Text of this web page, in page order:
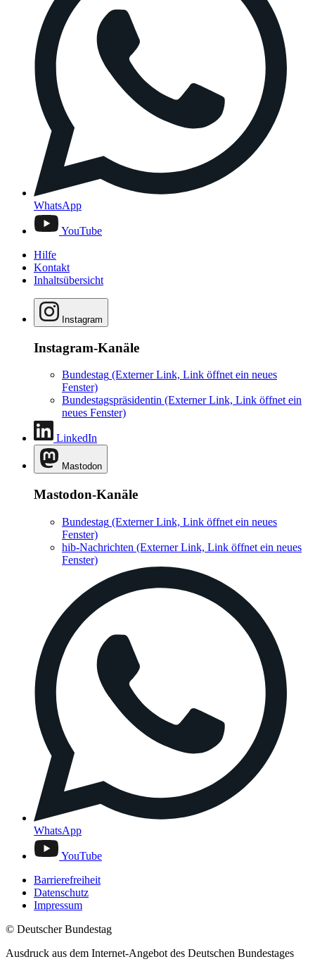
WhatsApp
YouTube
Hilfe
Kontakt
Inhaltsübersicht
Instagram
Instagram-Kanäle
Bundestag (Externer Link, Link öffnet ein neues
Fenster)
Bundestagspräsidentin (Externer Link, Link öffnet ein
neues Fenster)
LinkedIn
Mastodon
Mastodon-Kanäle
Bundestag (Externer Link, Link öffnet ein neues
Fenster)
hib-Nachrichten (Externer Link, Link öffnet ein neues
Fenster)
WhatsApp
YouTube
Barrierefreiheit
Datenschutz
Impressum
© Deutscher Bundestag
Ausdruck aus dem Internet-Angebot des Deutschen Bundestages